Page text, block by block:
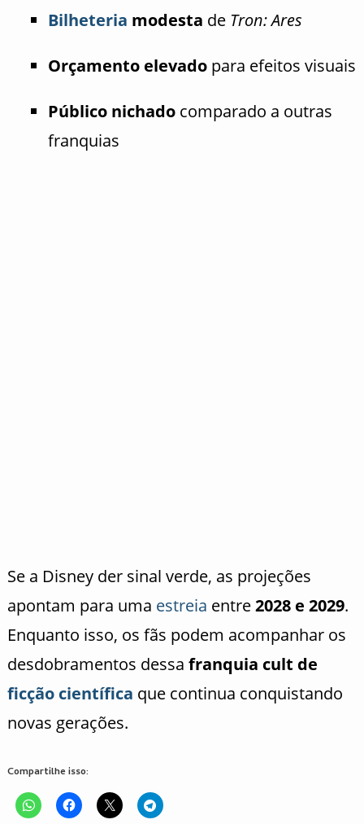
Bilheteria modesta de Tron: Ares
Orçamento elevadopara efeitos visuais
Público nichadocomparado a outras
franquias
Se a Disney der sinal verde, as projeções
apontam para uma estreia entre2028 e 2029.
Enquanto isso, os fãs podem acompanhar os
desdobramentos dessa franquia cult de
ficção científica que continua conquistando
novas gerações.
Compartilhe isso: